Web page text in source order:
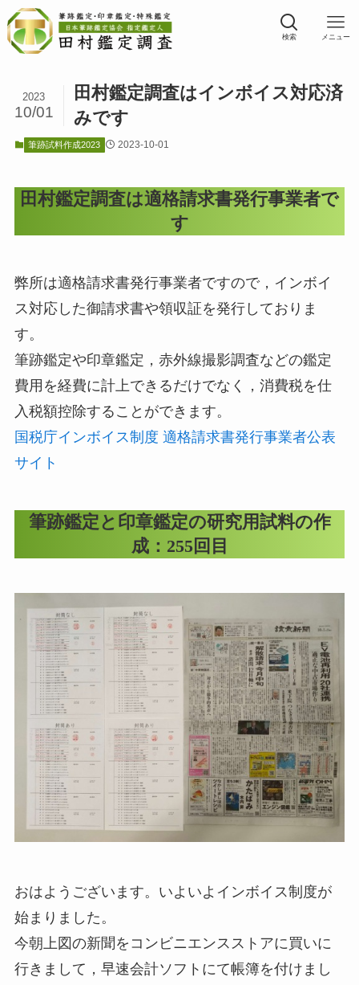
検索 メニュー
田村鑑定調査はインボイス対応済
みです
2023
10/01
筆跡試料作成2023 2023-10-01
田村鑑定調査は適格請求書発行事業者で
す
弊所は適格請求書発行事業者ですので，インボイ
ス対応した御請求書や領収証を発行しておりま
す。
筆跡鑑定や印章鑑定，赤外線撮影調査などの鑑定
費用を経費に計上できるだけでなく，消費税を仕
入税額控除することができます。
国税庁インボイス制度 適格請求書発行事業者公表
サイト
筆跡鑑定と印章鑑定の研究用試料の作
成：255回目
おはようございます。いよいよインボイス制度が
始まりました。
今朝上図の新聞をコンビニエンスストアに買いに
行きまして，早速会計ソフトにて帳簿を付けまし